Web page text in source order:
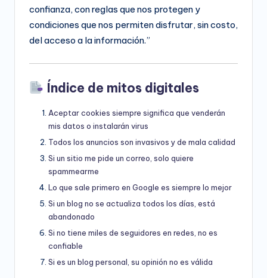
confianza, con reglas que nos protegen y
condiciones que nos permiten disfrutar, sin costo,
del acceso a la información.”
Índice de mitos digitales
Aceptar cookies siempre significa que venderán
mis datos o instalarán virus
Todos los anuncios son invasivos y de mala calidad
Si un sitio me pide un correo, solo quiere
spammearme
Lo que sale primero en Google es siempre lo mejor
Si un blog no se actualiza todos los días, está
abandonado
Si no tiene miles de seguidores en redes, no es
confiable
Si es un blog personal, su opinión no es válida